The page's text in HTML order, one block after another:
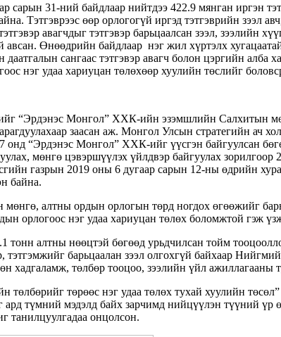
сарын 31-ний байдлаар нийтдээ 422.9 мянган иргэн
Тэтгэврээс өөр орлогогүй иргэд тэтгэврийн
авагчдыг тэтгэвэр барьцаалсан зээл, зээлийн
авсан. Өнөөдрийн байдлаар нэг жил хүртэлх
сангаас тэтгэвэр авагч болон цэргийн алба
нэг удаа хариуцан төлөхөөр хуулийн төслийг
“Эрдэнэс Монгол” ХХК-ийн эзэмшлийн Салхитын
заасан аж. Монгол Улсын стратегийн ач
онд “Эрдэнэс Монгол” ХХК-ийг үүсгэн байгуулсан
мөнгө цэвэршүүлэх үйлдвэр байгуулах
газрын 2019 оны 6 дугаар сарын 12-ны өдрийн
байна.
алтны ордын орлогын төрд ногдох өгөөжийг
орлогоос нэг удаа хариуцан төлөх боломжтой гэж
алтны нөөцтэй бөгөөд урьдчилсан тойм
тэтгэмжийг барьцаалан зээл олгохгүй байхаар
хадгаламж, төлбөр тооцоо, зээлийн үйл ажиллагааны
төлбөрийг төрөөс нэг удаа төлөх тухай хуулийн
түмний мэдэлд байх зарчимд нийцүүлэн түүний
танилцуулгадаа онцолсон.